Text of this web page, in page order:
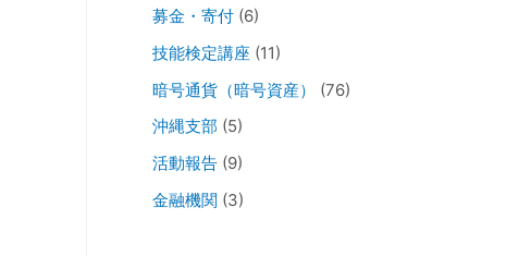
募金・寄付 (6)
技能検定講座 (11)
暗号通貨（暗号資産）
(76)
沖縄支部 (5)
活動報告 (9)
金融機関 (3)